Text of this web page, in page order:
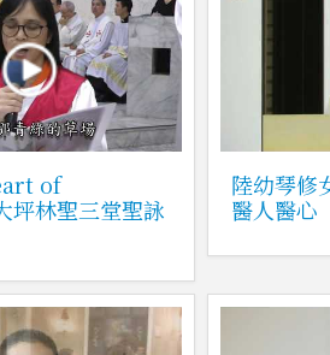
of
林聖三堂聖詠
陸幼琴修
醫人醫心